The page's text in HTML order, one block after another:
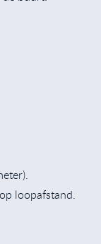
loopafstand.